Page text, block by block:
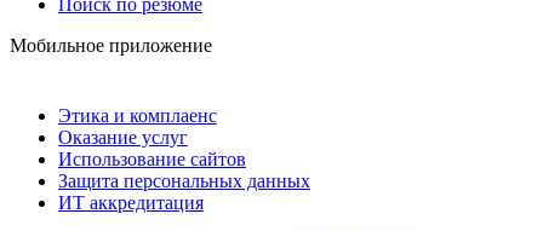
Мобильное приложение
Этика и комплаенс
Оказание услуг
Использование сайтов
Защита персональных данных
ИТ аккредитация